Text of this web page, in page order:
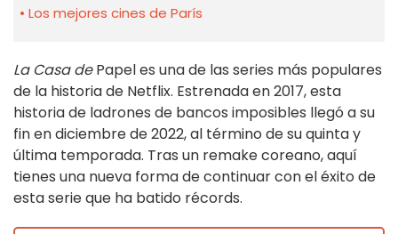
Los mejores cines de París
La Casa dePapel es una de las series más populares
de la historia de Netflix. Estrenada en 2017, esta
historia de ladrones de bancos imposibles llegó a su
fin en diciembre de 2022, al término de su quinta y
última temporada. Tras un remake coreano, aquí
tienes una nueva forma de continuar con el éxito de
esta serie que ha batido récords.